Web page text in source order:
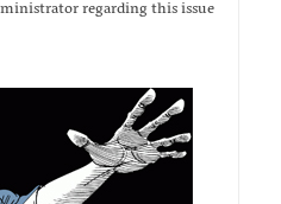
regarding this issue.